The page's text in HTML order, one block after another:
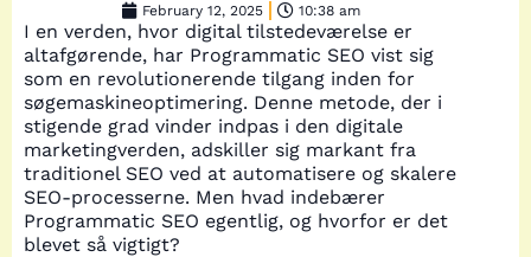
February 12, 2025 10:38 am
I en verden, hvor digital tilstedeværelse er
altafgørende, har Programmatic SEO vist sig
som en revolutionerende tilgang inden for
søgemaskineoptimering. Denne metode, der i
stigende grad vinder indpas i den digitale
marketingverden, adskiller sig markant fra
traditionel SEO ved at automatisere og skalere
SEO-processerne. Men hvad indebærer
Programmatic SEO egentlig, og hvorfor er det
blevet så vigtigt?